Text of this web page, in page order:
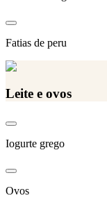
Fatias de peru
Leite e ovos
Iogurte grego
Ovos